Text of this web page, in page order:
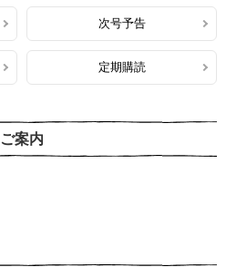
次号予告
定期購読
ご案内